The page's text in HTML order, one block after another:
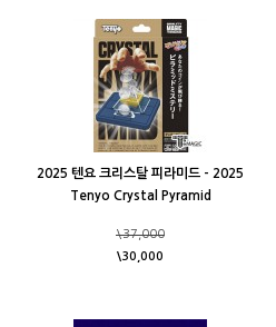
2025 텐요 크리스탈 피라미드 - 2025
Tenyo Crystal Pyramid
\37,000
\30,000